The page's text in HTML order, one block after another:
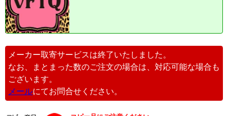
メーカー取寄サービスは終了いたしました。
なお、まとまった数のご注文の場合は、対応可能な場合も
ございます。
メールにてお問合せください。